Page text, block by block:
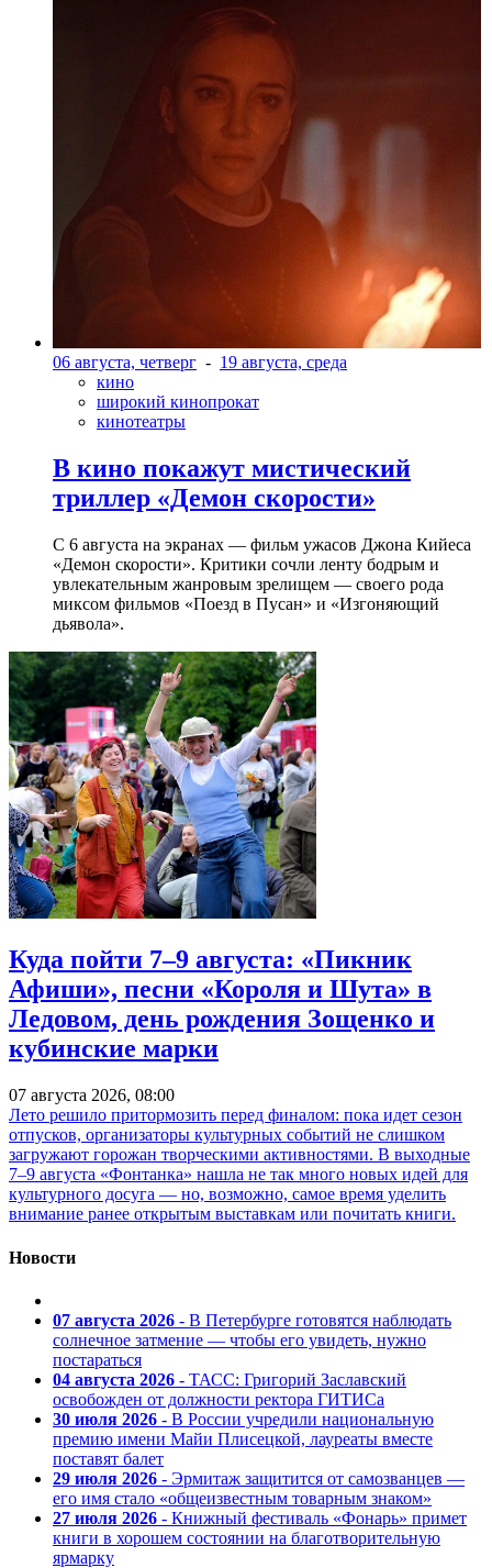
06 августа, четверг - 19 августа, среда
кино
широкий кинопрокат
кинотеатры
В кино покажут мистический
триллер «Демон скорости»
С 6 августа на экранах — фильм ужасов Джона Кийеса
«Демон скорости». Критики сочли ленту бодрым и
увлекательным жанровым зрелищeм — своего рода
миксом фильмов «Поезд в Пусан» и «Изгоняющий
дьявола».
Куда пойти 7–9 августа: «Пикник
Афиши», песни «Короля и Шута» в
Ледовом, день рождения Зощенко и
кубинские марки
07 августа 2026, 08:00
Лето решило притормозить перед финалом: пока идет сезон
отпусков, организаторы культурных событий не слишком
загружают горожан творческими активностями. В выходные
7–9 августа «Фонтанка» нашла не так много новых идей для
культурного досуга — но, возможно, самое время уделить
внимание ранее открытым выставкам или почитать книги.
Новости
07 августа 2026 - В Петербурге готовятся наблюдать
солнечное затмение — чтобы его увидеть, нужно
постараться
04 августа 2026 - ТАСС: Григорий Заславский
освобожден от должности ректора ГИТИСа
30 июля 2026 - В России учредили национальную
премию имени Майи Плисецкой, лауреаты вместе
поставят балет
29 июля 2026 - Эрмитаж защитится от самозванцев —
его имя стало «общеизвестным товарным знаком»
27 июля 2026 - Книжный фестиваль «Фонарь» примет
книги в хорошем состоянии на благотворительную
ярмарку